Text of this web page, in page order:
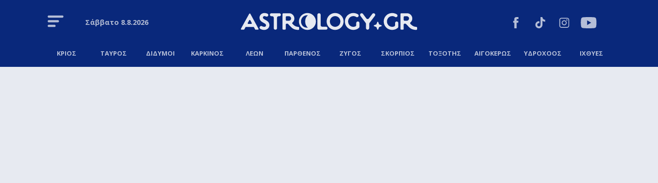
Σάββατο 8.8.2026
ΚΡΙΟΣ ΤΑΥΡΟΣ ΔΙΔΥΜΟΙ ΚΑΡΚΙΝΟΣ ΛΕΩΝ ΠΑΡΘΕΝΟΣ ΖΥΓΟΣ ΣΚΟΡΠΙΟΣ ΤΟΞΟΤΗΣ ΑΙΓΟΚΕΡΩΣ ΥΔΡΟΧΟΟΣ ΙΧΘΥΕΣ